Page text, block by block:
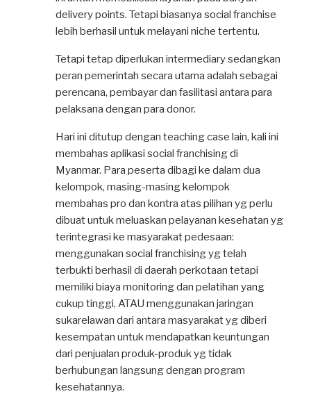
delivery points. Tetapi biasanya social franchise
lebih berhasil untuk melayani niche tertentu.
Tetapi tetap diperlukan intermediary sedangkan
peran pemerintah secara utama adalah sebagai
perencana, pembayar dan fasilitasi antara para
pelaksana dengan para donor.
Hari ini ditutup dengan teaching case lain, kali ini
membahas aplikasi social franchising di
Myanmar. Para peserta dibagi ke dalam dua
kelompok, masing-masing kelompok
membahas pro dan kontra atas pilihan yg perlu
dibuat untuk meluaskan pelayanan kesehatan yg
terintegrasi ke masyarakat pedesaan:
menggunakan social franchising yg telah
terbukti berhasil di daerah perkotaan tetapi
memiliki biaya monitoring dan pelatihan yang
cukup tinggi, ATAU menggunakan jaringan
sukarelawan dari antara masyarakat yg diberi
kesempatan untuk mendapatkan keuntungan
dari penjualan produk-produk yg tidak
berhubungan langsung dengan program
kesehatannya.